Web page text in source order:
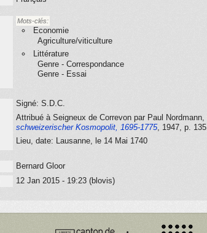
Mots-clés:
Economie
Agriculture/viticulture
Littérature
Genre - Correspondance
Genre - Essai
Signé: S.D.C.
Attribué à Seigneux de Correvon par Paul Nordmann,
schweizerischer Kosmopolit, 1695-1775, 1947 , p. 135.
Lieu, date: Lausanne, le 14 Mai 1740
Bernard Gloor
12 Jan 2015 - 19:23 (blovis)